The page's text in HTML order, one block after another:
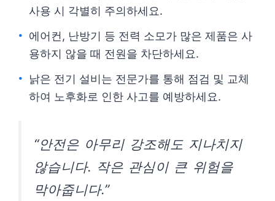
사용 시 각별히 주의하세요.
에어컨, 난방기 등 전력 소모가 많은 제품은 사
용하지 않을 때 전원을 차단하세요.
낡은 전기 설비는 전문가를 통해 점검 및 교체
하여 노후화로 인한 사고를 예방하세요.
“안전은 아무리 강조해도 지나치지
않습니다. 작은 관심이 큰 위험을
막아줍니다.”